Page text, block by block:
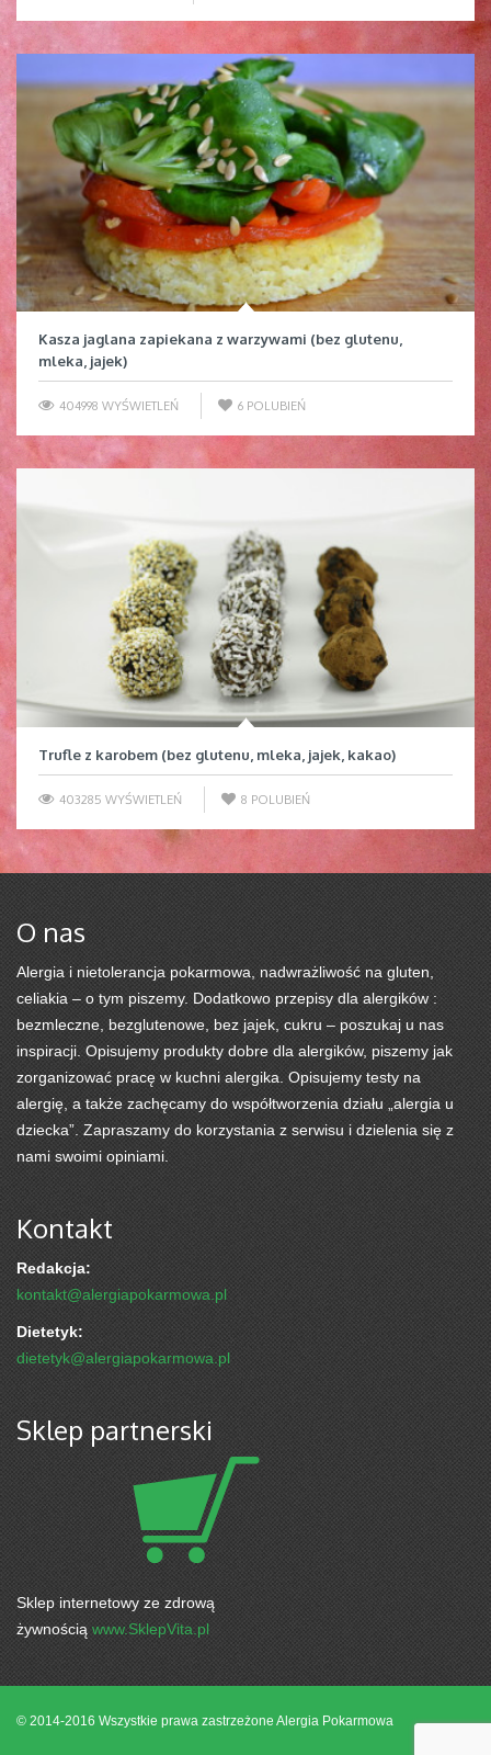
Kasza jaglana zapiekana z warzywami (bez glutenu,
mleka, jajek)
404998 WYŚWIETLEŃ 6 POLUBIEŃ
Trufle z karobem (bez glutenu, mleka, jajek, kakao)
403285 WYŚWIETLEŃ 8 POLUBIEŃ
O nas
Alergia i nietolerancja pokarmowa, nadwrażliwość na gluten,
celiakia – o tym piszemy. Dodatkowo przepisy dla alergików :
bezmleczne, bezglutenowe, bez jajek, cukru – poszukaj u nas
inspiracji. Opisujemy produkty dobre dla alergików, piszemy jak
zorganizować pracę w kuchni alergika. Opisujemy testy na
alergię, a także zachęcamy do współtworzenia działu „alergia u
dziecka”. Zapraszamy do korzystania z serwisu i dzielenia się z
nami swoimi opiniami.
Kontakt
Redakcja:
kontakt@alergiapokarmowa.pl
Dietetyk:
dietetyk@alergiapokarmowa.pl
Sklep partnerski
Sklep internetowy ze zdrową
żywnością www.SklepVita.pl
© 2014-2016 Wszystkie prawa zastrzeżone Alergia Pokarmowa